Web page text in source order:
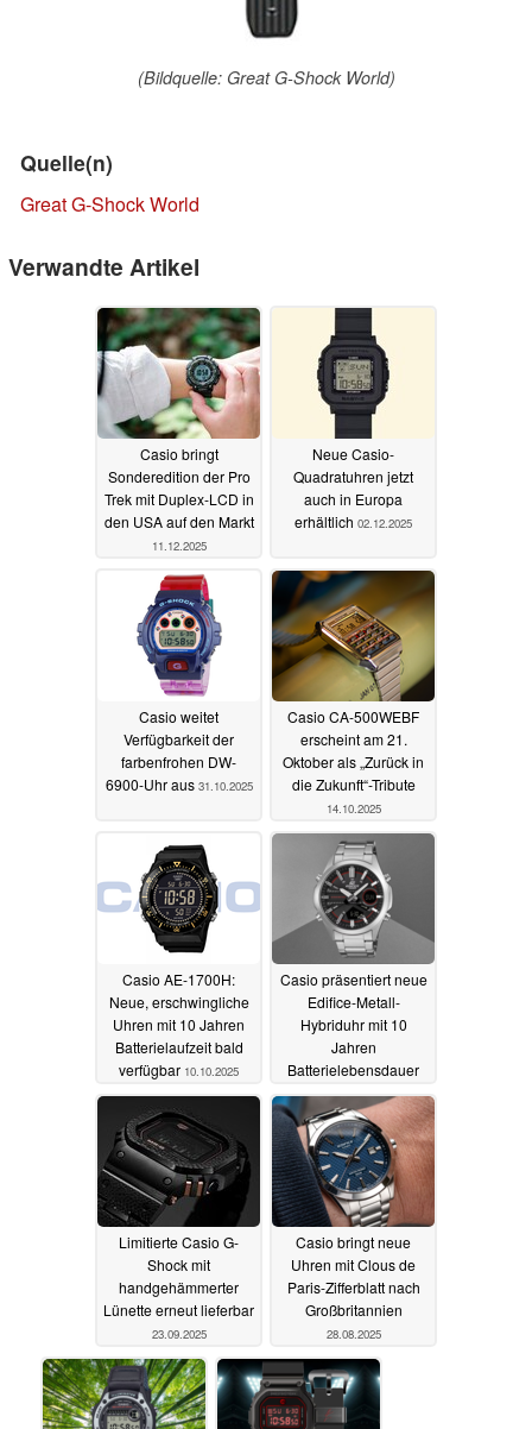
(Bildquelle: Great G-Shock World)
Quelle(n)
Great G-Shock World
Verwandte Artikel
Casio bringt
Sonderedition der Pro
Trek mit Duplex-LCD in
den USA auf den Markt
11.12.2025
Neue Casio-
Quadratuhren jetzt
auch in Europa
erhältlich 02.12.2025
Casio weitet
Verfügbarkeit der
farbenfrohen DW-
6900-Uhr aus 31.10.2025
Casio CA-500WEBF
erscheint am 21.
Oktober als „Zurück in
die Zukunft“-Tribute
14.10.2025
Casio AE-1700H:
Neue, erschwingliche
Uhren mit 10 Jahren
Batterielaufzeit bald
verfügbar 10.10.2025
Casio präsentiert neue
Edifice-Metall-
Hybriduhr mit 10
Jahren
Batterielebensdauer
23.09.2025
Limitierte Casio G-
Shock mit
handgehämmerter
Lünette erneut lieferbar
23.09.2025
Casio bringt neue
Uhren mit Clous de
Paris-Zifferblatt nach
Großbritannien
28.08.2025